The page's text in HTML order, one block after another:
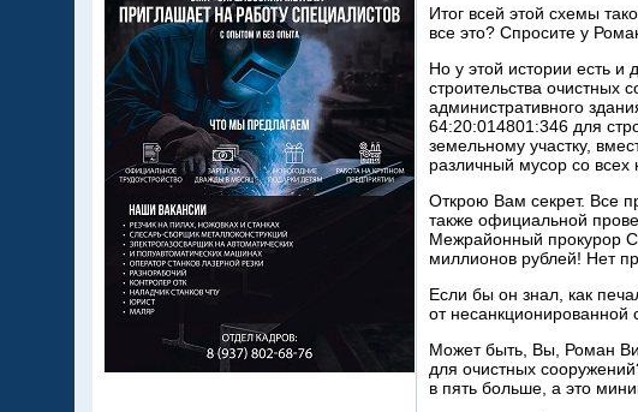
Итог всей этой схемы
все это? Спросите у
Но у этой истории есть
строительства очистных
административного
64:20:014801:346 для
земельному участку,
различный мусор со всех
Открою Вам секрет. Все
также официальной
Межрайонный прокурор
миллионов рублей! Нет
Если бы он знал, как
от несанкционированной
Может быть, Вы, Роман
для очистных
в пять больше, а это